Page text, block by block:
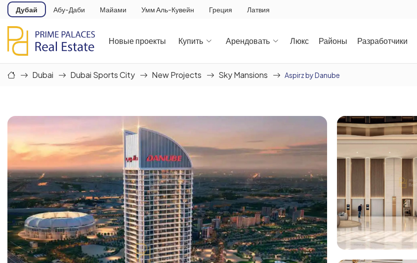
Дубай Абу-Даби Майами Умм Аль-Кувейн Греция Латвия
Новые проекты Купить Арендовать Люкс Районы Разработчики
Dubai Dubai Sports City New Projects Sky Mansions Aspirz by Danube